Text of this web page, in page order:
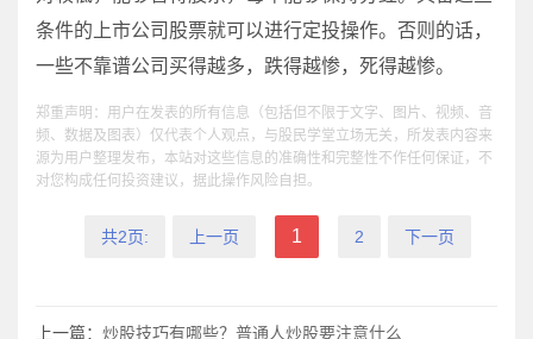
条件的上市公司股票就可以进行定投操作。否则的话，
一些不靠谱公司买得越多，跌得越惨，死得越惨。
郑重声明：用户在发表的所有信息（包括但不限于文字、图片、视频、音
频、数据及图表）仅代表个人观点，与股民学堂立场无关，所发表内容来
源为用户整理发布，本站对这些信息的准确性和完整性不作任何保证，不
对您构成任何投资建议，据此操作风险自担。
共2页: 上一页 1 2 下一页
上一篇： 炒股技巧有哪些？普通人炒股要注意什么